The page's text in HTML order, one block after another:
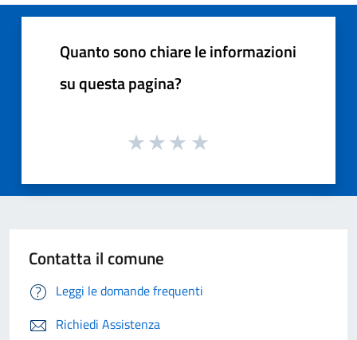
Quanto sono chiare le informazioni
su questa pagina?
Contatta il comune
Leggi le domande frequenti
Richiedi Assistenza